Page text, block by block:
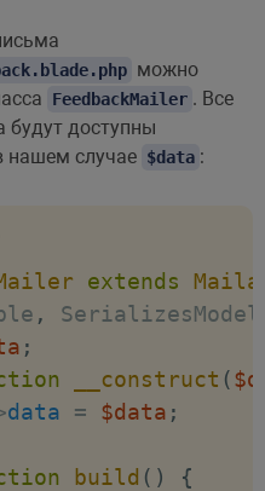
можно
FeedbackMailer . Все
будут доступны
нашем случае $data :
extends
,
;
__construct (
data = $data ;
build ( )
{